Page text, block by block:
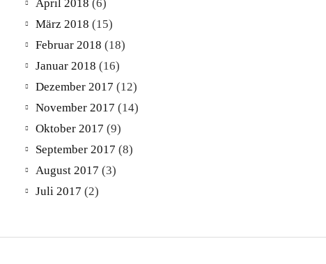
April 2018 (6)
März 2018 (15)
Februar 2018 (18)
Januar 2018 (16)
Dezember 2017 (12)
November 2017 (14)
Oktober 2017 (9)
September 2017 (8)
August 2017 (3)
Juli 2017 (2)